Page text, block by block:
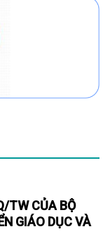
TW CỦA BỘ
GIÁO DỤC VÀ